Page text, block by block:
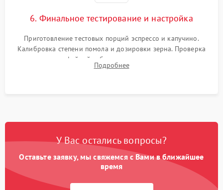
6. Финальное тестирование и настройка
Приготовление тестовых порций эспрессо и капучино.
Калибровка степени помола и дозировки зерна. Проверка
плотности кофейной таблетки, температуры напитка и
качества молочной пены. Контроль отсутствия посторонних
Подробнее
У Вас остались вопросы?
Оставьте заявку, мы свяжемся с Вами в ближайшее
время